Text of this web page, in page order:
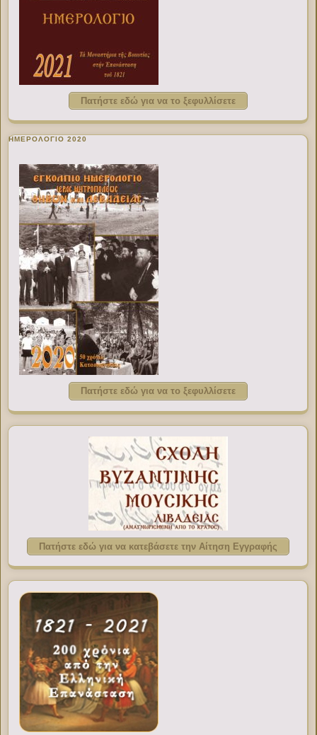
Πατήστε εδώ για να το ξεφυλλίσετε
ΗΜΕΡΟΛΟΓΙΟ 2020
Πατήστε εδώ για να το ξεφυλλίσετε
Πατήστε εδώ για να κατεβάσετε την Αίτηση Εγγραφής